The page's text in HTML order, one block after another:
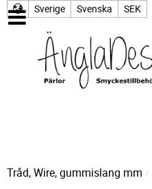
Sverige Svenska SEK
Tråd, Wire, gummislang mm